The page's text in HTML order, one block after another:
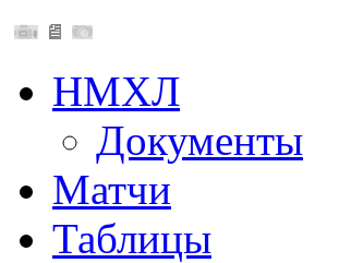
НМХЛ
Документы
Матчи
Таблицы